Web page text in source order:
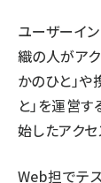
ユーザーイ
織の人がア
かのひと」や
と」を運営
始したアク
Web担でテ